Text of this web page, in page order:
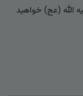
الله (عج) خواهید